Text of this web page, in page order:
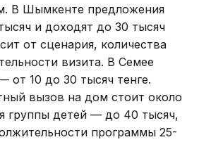
В Шымкенте предложения
и доходят до 30 тысяч
от сценария, количества
визита. В Семее
от 10 до 30 тысяч тенге.
вызов на дом стоит около
группы детей — до 40 тысяч,
программы 25-